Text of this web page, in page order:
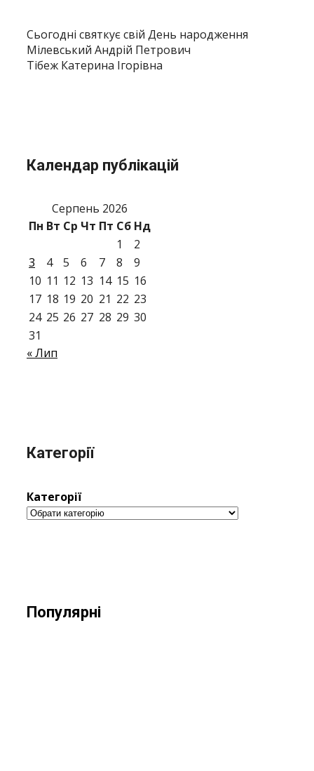
Сьогодні святкує свій День народження
Мілевський Андрій Петрович
Тібеж Катерина Ігорівна
Календар публікацій
Серпень 2026
Пн Вт Ср Чт Пт Сб Нд
1
2
3
4 5 6 7 8
9
10 11 12 13 14 15 16
17 18 19 20 21 22 23
24 25 26 27 28 29 30
31
« Лип
Категорії
Категорії
Популярні